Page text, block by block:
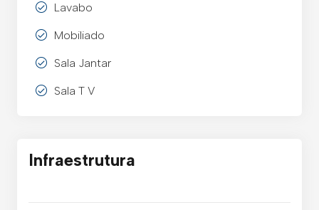
Lavabo
Mobiliado
Sala Jantar
Sala T V
Infraestrutura